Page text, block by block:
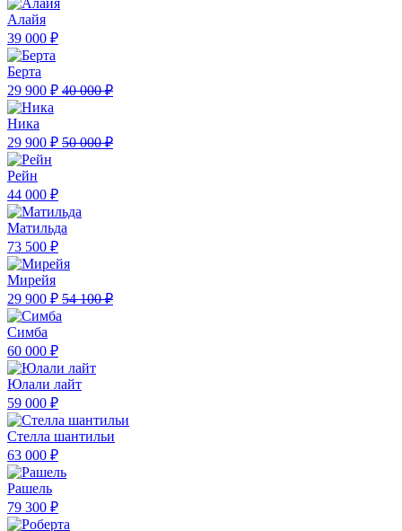
Алайя
39 000 ₽
Берта
29 900 ₽ 40 000 ₽
Ника
29 900 ₽ 50 000 ₽
Рейн
44 000 ₽
Матильда
73 500 ₽
Мирейя
29 900 ₽ 54 100 ₽
Симба
60 000 ₽
Юлали лайт
59 000 ₽
Стелла шантильи
63 000 ₽
Рашель
79 300 ₽